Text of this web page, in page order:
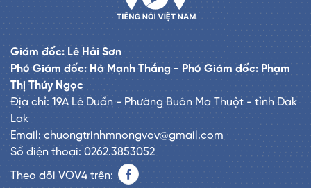
Giám đốc: Lê Hải Sơn
Phó Giám đốc: Hà Mạnh Thắng - Phó Giám đốc: Phạm
Thị Thúy Ngọc
Địa chỉ: 19A Lê Duẩn - Phường Buôn Ma Thuột - tỉnh Dak
Lak
Email: chuongtrinhmnongvov@gmail.com
Số điện thoại: 0262.3853052
Theo dõi VOV4 trên: